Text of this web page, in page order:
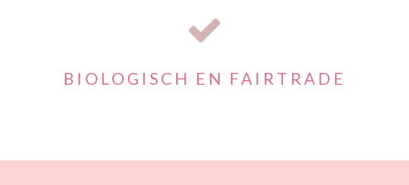
BIOLOGISCH EN FAIRTRADE